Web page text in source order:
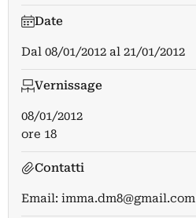
Date
Dal 08/01/2012 al 21/01/2012
Vernissage
08/01/2012
ore 18
Contatti
Email: imma.dm8@gmail.com